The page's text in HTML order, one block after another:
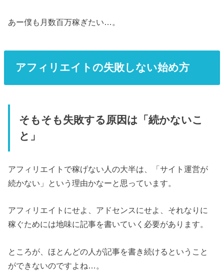
あー僕も月数百万稼ぎたい…。
アフィリエイトの失敗しない始め方
そもそも失敗する原因は「続かないこ
と」
アフィリエイトで稼げない人の大半は、「サイト運営が
続かない」という理由かなーと思っています。
アフィリエイトにせよ、アドセンスにせよ、それなりに
稼ぐためには地味に記事を書いていく必要があります。
ところが、ほとんどの人が記事を書き続けるということ
ができないのですよね…。